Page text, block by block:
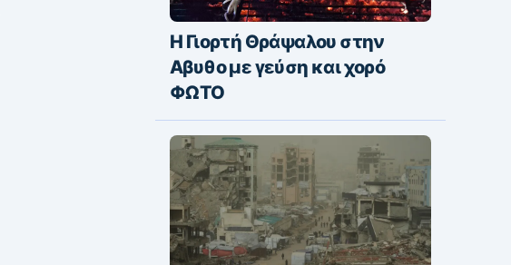
Η Γιορτή Θράψαλου στην
Αβυθο με γεύση και χορό
ΦΩΤΟ